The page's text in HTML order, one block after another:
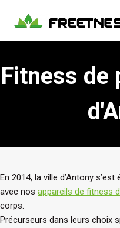
Fitness de
En 2014, la ville d’Antony
avec nos appareils de fitness
corps.
Précurseurs dans leurs choix